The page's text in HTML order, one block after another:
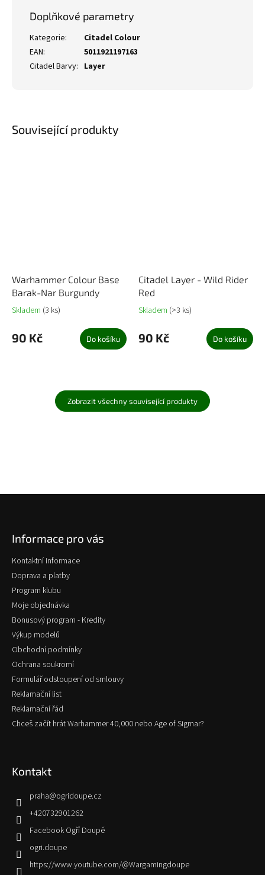
Související produkty
Warhammer Colour Base
Barak-Nar Burgundy
Skladem (3 ks)
90 Kč Do košíku
Citadel Layer - Wild Rider
Red
Skladem (>3 ks)
90 Kč Do košíku
Zobrazit všechny související produkty
Doplňkové parametry
Kategorie:
Citadel Colour
EAN:
5011921197163
Citadel Barvy: Layer
Informace pro vás
Kontaktní informace
Doprava a platby
Program klubu
Moje objednávka
Bonusový program - Kredity
Výkup modelů
Obchodní podmínky
Ochrana soukromí
Formulář odstoupení od smlouvy
Reklamační list
Reklamační řád
Chceš začít hrát Warhammer 40,000 nebo Age of Sigmar?
Kontakt
praha@ogridoupe.cz
+420732901262
Facebook Ogří Doupě
ogri.doupe
https://www.youtube.com/@Wargamingdoupe